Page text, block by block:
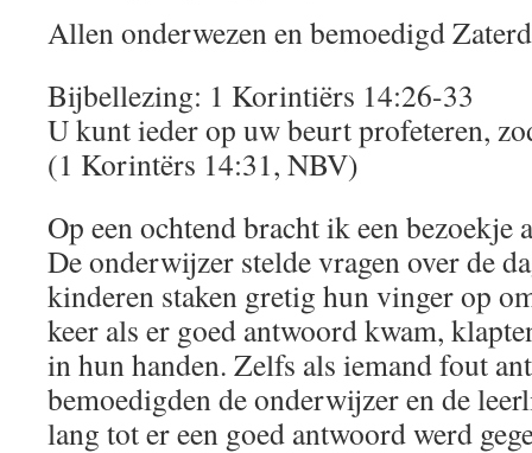
Allen onderwezen en bemoedigd
Bijbellezing: 1 Korintiërs 14:26-33
U kunt ieder op uw beurt profeteren,
(1 Korintërs 14:31, NBV)
Op een ochtend bracht ik een bezoekje
De onderwijzer stelde vragen over de
kinderen staken gretig hun vinger op
keer als er goed antwoord kwam,
in hun handen. Zelfs als iemand fout
bemoedigden de onderwijzer en de
lang tot er een goed antwoord werd